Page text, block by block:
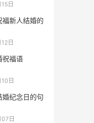
日
福新人结婚的
日
祝福语
日
婚纪念日的句
日